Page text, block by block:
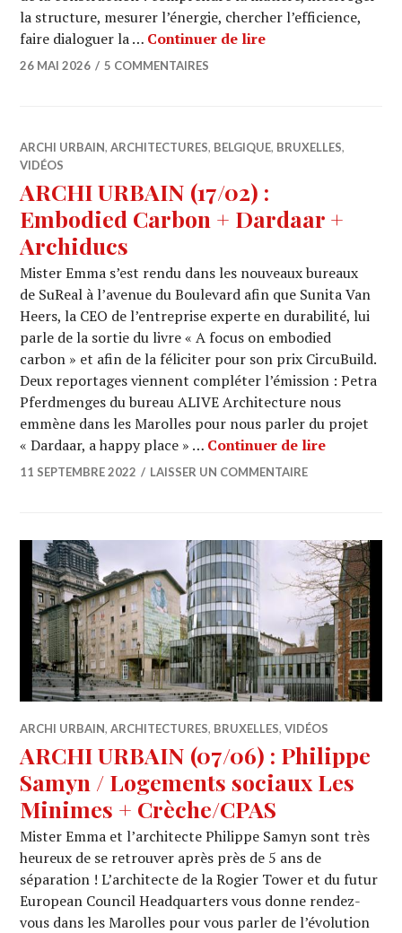
la structure, mesurer l’énergie, chercher l’efficience,
faire dialoguer la … Continuer de lireHommage à
26 MAI 2026 5 COMMENTAIRES
ARCHI URBAIN,ARCHITECTURES, BELGIQUE, BRUXELLES,
VIDÉOS
ARCHI URBAIN (17/02) :
Embodied Carbon + Dardaar +
Archiducs
Mister Emma s’est rendu dans les nouveaux bureaux
de SuReal à l’avenue du Boulevard afin que Sunita Van
Heers, la CEO de l’entreprise experte en durabilité, lui
parle de la sortie du livre « A focus on embodied
carbon » et afin de la féliciter pour son prix CircuBuild.
Deux reportages viennent compléter l’émission : Petra
Pferdmenges du bureau ALIVE Architecture nous
emmène dans les Marolles pour nous parler du projet
« Dardaar, a happy place » … Continuer de lireARCHI
11 SEPTEMBRE 2022 LAISSER UN COMMENTAIRE
ARCHI URBAIN,ARCHITECTURES, BRUXELLES,VIDÉOS
ARCHI URBAIN (07/06) : Philippe
Samyn / Logements sociaux Les
Minimes + Crèche/CPAS
Mister Emma et l’architecte Philippe Samyn sont très
heureux de se retrouver après près de 5 ans de
séparation ! L’architecte de la Rogier Tower et du futur
European Council Headquarters vous donne rendez-
vous dans les Marolles pour vous parler de l’évolution